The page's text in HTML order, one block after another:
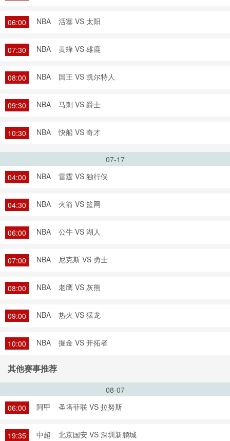
06:00 NBA 活塞 VS 太阳
07:30 NBA 黄蜂 VS 雄鹿
08:00 NBA 国王 VS 凯尔特人
09:30 NBA 马刺 VS 爵士
10:30 NBA 快船 VS 奇才
07-17
04:00
NBA 雷霆 VS 独行侠
04:30 NBA 火箭 VS 篮网
06:00 NBA 公牛 VS 湖人
07:00 NBA 尼克斯 VS 勇士
08:00 NBA 老鹰 VS 灰熊
09:00 NBA 热火 VS 猛龙
10:00 NBA 掘金 VS 开拓者
其他赛事推荐
08-07
06:00
阿甲 圣塔菲联 VS 拉努斯
19:35 中超 北京国安 VS 深圳新鹏城